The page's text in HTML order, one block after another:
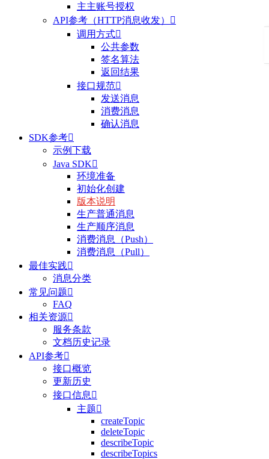
主主账号授权
API参考（HTTP消息收发）

调用方式
公共参数
签名算法
返回结果
接口规范
发送消息
消费消息
确认消息
SDK参考
示例下载
Java SDK
环境准备
初始化创建
版本说明
生产普通消息
生产顺序消息
消费消息（Push）
消费消息（Pull）
最佳实践
消息分类
常见问题
FAQ
相关资源
服务条款
文档历史记录
API参考
接口概览
更新历史
接口信息 
主题
createTopic
deleteTopic
describeTopic
describeTopics